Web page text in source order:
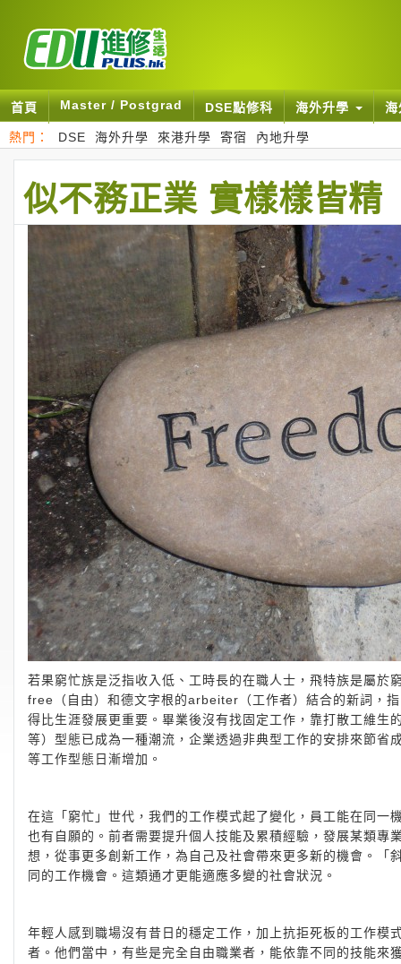
首頁 Master / Postgrad DSE點修科 海外升學
熱門： DSE 海外升學 來港升學 寄宿 內地升學
似不務正業 實樣樣皆精
若果窮忙族是泛指收入低、工時長的在職人士，飛特族是屬
free（自由）和德文字根的arbeiter（工作者）結合的新詞，
得比生涯發展更重要。畢業後沒有找固定工作，靠打散工維
等）型態已成為一種潮流，企業透過非典型工作的安排來節
等工作型態日漸增加。
在這「窮忙」世代，我們的工作模式起了變化，員工能在同
也有自願的。前者需要提升個人技能及累積經驗，發展某類
想，從事更多創新工作，為自己及社會帶來更多新的機會。
同的工作機會。這類通才更能適應多變的社會狀況。
年輕人感到職場沒有昔日的穩定工作，加上抗拒死板的工作
者。他們當中，有些是完全自由職業者，能依靠不同的技能